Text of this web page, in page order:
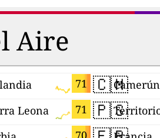
Aire
71
71
Leona
70
🇨🇲Camerún
🇵🇸